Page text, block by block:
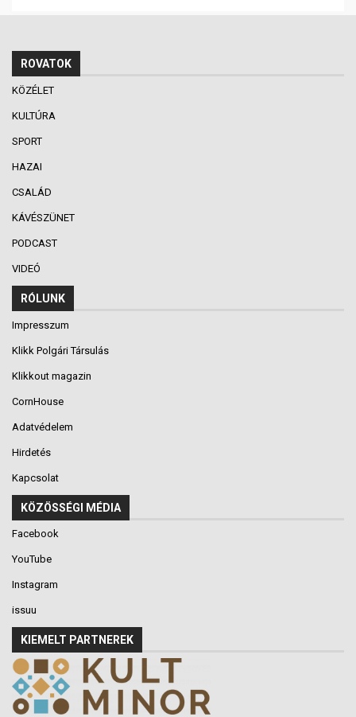
ROVATOK
KÖZÉLET
KULTÚRA
SPORT
HAZAI
CSALÁD
KÁVÉSZÜNET
PODCAST
VIDEÓ
RÓLUNK
Impresszum
Klikk Polgári Társulás
Klikkout magazin
CornHouse
Adatvédelem
Hirdetés
Kapcsolat
KÖZÖSSÉGI MÉDIA
Facebook
YouTube
Instagram
issuu
KIEMELT PARTNEREK